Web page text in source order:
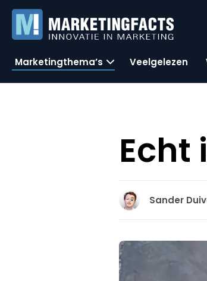
Marketingthema’s Veelgelezen
Echt
Sander